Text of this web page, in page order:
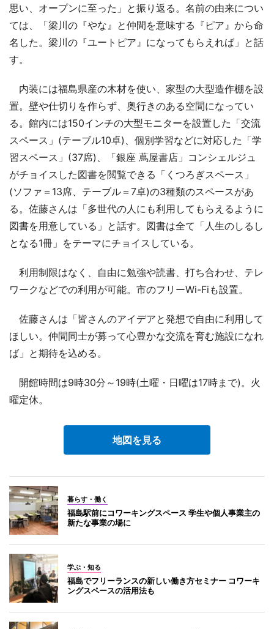
思い、オープンに至った」と振り返る。名前の由来につい
ては、「梁川の『やな』と仲間を意味する『ピア』から命
名した。梁川の『ユートピア』になってもらえれば」と話
す。
内装には福島県産の木材を使い、家型の大型造作棚を設
置。壁や仕切りを作らず、奥行きのある空間になってい
る。館内には150インチの大型モニターを設置した「交流
スペース」(テーブル10卓)、個別学習などに対応した「学
習スペース」(37席)、「銀座 蔦屋書店」コンシェルジュ
がチョイスした図書を閲覧できる「くつろぎスペース」
(ソファ＝13席、テーブル＝7卓)の3種類のスペースがあ
る。佐藤さんは「多世代の人にも利用してもらえるように
図書を用意している」と話す。図書は全て「人生のしるし
となる1冊」をテーマにチョイスしている。
利用制限はなく、自由に勉強や読書、打ち合わせ、テレ
ワークなどでの利用が可能。市のフリーWi-Fiも設置。
佐藤さんは「皆さんのアイデアと発想で自由に利用して
ほしい。仲間同士が募って心豊かな交流を育む施設になれ
ば」と期待を込める。
開館時間は9時30分～19時(土曜・日曜は17時まで)。火
曜定休。
地図を見る
暮らす・働く
福島駅前にコワーキングスペース 学生や個人事業主の
新たな事業の場に
学ぶ・知る
福島でフリーランスの新しい働き方セミナー コワーキ
ングスペースの活用法も